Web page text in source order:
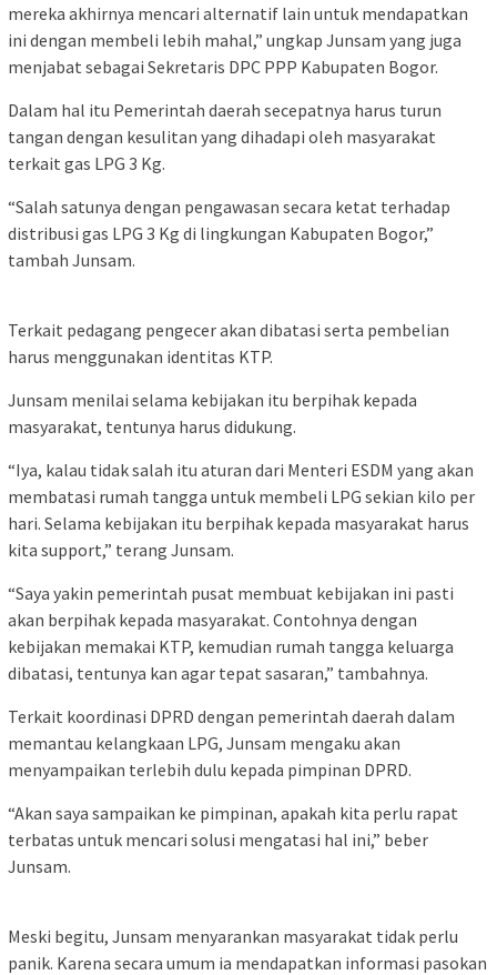
mereka akhirnya mencari alternatif lain untuk mendapatkan
ini dengan membeli lebih mahal,” ungkap Junsam yang juga
menjabat sebagai Sekretaris DPC PPP Kabupaten Bogor.
Dalam hal itu Pemerintah daerah secepatnya harus turun
tangan dengan kesulitan yang dihadapi oleh masyarakat
terkait gas LPG 3 Kg.
“Salah satunya dengan pengawasan secara ketat terhadap
distribusi gas LPG 3 Kg di lingkungan Kabupaten Bogor,”
tambah Junsam.
Terkait pedagang pengecer akan dibatasi serta pembelian
harus menggunakan identitas KTP.
Junsam menilai selama kebijakan itu berpihak kepada
masyarakat, tentunya harus didukung.
“Iya, kalau tidak salah itu aturan dari Menteri ESDM yang akan
membatasi rumah tangga untuk membeli LPG sekian kilo per
hari. Selama kebijakan itu berpihak kepada masyarakat harus
kita support,” terang Junsam.
“Saya yakin pemerintah pusat membuat kebijakan ini pasti
akan berpihak kepada masyarakat. Contohnya dengan
kebijakan memakai KTP, kemudian rumah tangga keluarga
dibatasi, tentunya kan agar tepat sasaran,” tambahnya.
Terkait koordinasi DPRD dengan pemerintah daerah dalam
memantau kelangkaan LPG, Junsam mengaku akan
menyampaikan terlebih dulu kepada pimpinan DPRD.
“Akan saya sampaikan ke pimpinan, apakah kita perlu rapat
terbatas untuk mencari solusi mengatasi hal ini,” beber
Junsam.
Meski begitu, Junsam menyarankan masyarakat tidak perlu
panik. Karena secara umum ia mendapatkan informasi pasokan